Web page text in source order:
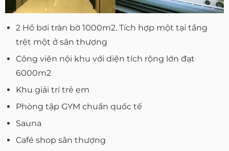
2 Hồ bơi tràn bờ 1000m2. Tích hợp một tại tầng
trệt một ở sân thượng
Công viên nội khu với diện tích rộng lớn đạt
6000m2
Khu giải trí trẻ em
Phòng tập GYM chuẩn quốc tế
Sauna
Café shop sân thượng